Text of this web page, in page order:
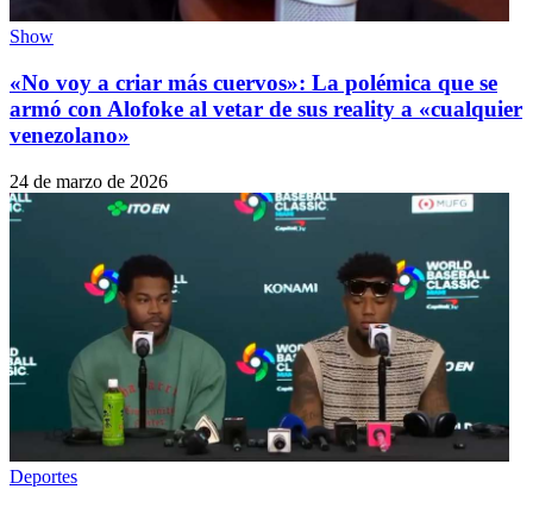
Show
«No voy a criar más cuervos»: La polémica que se
armó con Alofoke al vetar de sus reality a «cualquier
venezolano»
24 de marzo de 2026
Deportes